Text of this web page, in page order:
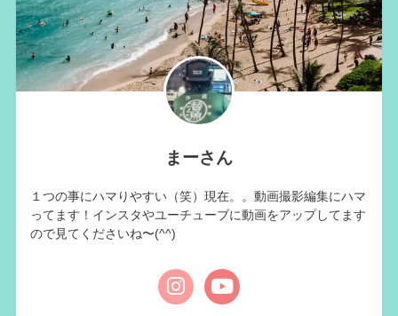
まーさん
１つの事にハマりやすい（笑）現在。。動画撮影編集にハマ
ってます！インスタやユーチューブに動画をアップしてます
ので見てくださいね〜(^^)